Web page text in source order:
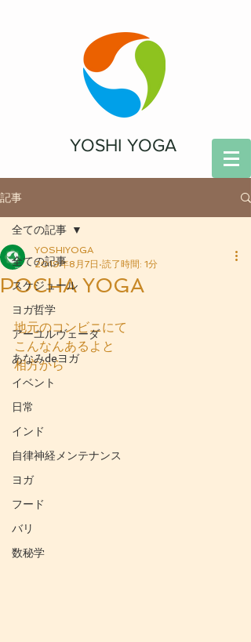
YOSHI YOGA
記事
全ての記事
スケジュール
ヨガ哲学
アーユルヴェーダ
あなみdeヨガ
イベント
日常
インド
自律神経メンテナンス
ヨガ
フード
バリ
数秘学
全ての記事
POCHA YOGA
YOSHIYOGA
2019年8月7日 読了時間: 1分
地元のコンビニにて
こんなんあるよと
相方から